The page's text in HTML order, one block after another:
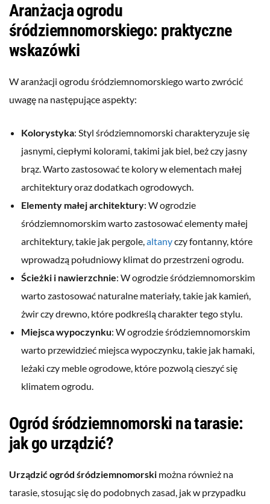
Aranżacja ogrodu
śródziemnomorskiego: praktyczne
wskazówki
W aranżacji ogrodu śródziemnomorskiego warto zwrócić
uwagę na następujące aspekty:
Kolorystyka: Styl śródziemnomorski charakteryzuje się
jasnymi, ciepłymi kolorami, takimi jak biel, beż czy jasny
brąz. Warto zastosować te kolory w elementach małej
architektury oraz dodatkach ogrodowych.
Elementy małej architektury: W ogrodzie
śródziemnomorskim warto zastosować elementy małej
architektury, takie jak pergole,altanyczy fontanny, które
wprowadzą południowy klimat do przestrzeni ogrodu.
Ścieżki i nawierzchnie: W ogrodzie śródziemnomorskim
warto zastosować naturalne materiały, takie jak kamień,
żwir czy drewno, które podkreślą charakter tego stylu.
Miejsca wypoczynku: W ogrodzie śródziemnomorskim
warto przewidzieć miejsca wypoczynku, takie jak hamaki,
leżaki czy meble ogrodowe, które pozwolą cieszyć się
klimatem ogrodu.
Ogród śródziemnomorski na tarasie:
jak go urządzić?
Urządzić ogród śródziemnomorski można również na
tarasie, stosując się do podobnych zasad, jak w przypadku